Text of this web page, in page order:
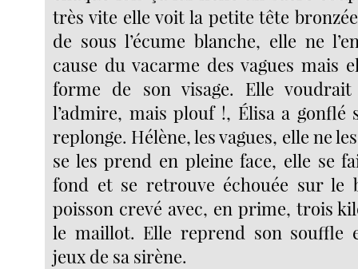
très vite elle voit la petite tête
de sous l’écume blanche, elle ne
cause du vacarme des vagues mais
forme de son visage. Elle
l’admire, mais plouf !, Élisa a gonflé
replonge. Hélène, les vagues, elle ne
se les prend en pleine face, elle se
fond et se retrouve échouée sur le
poisson crevé avec, en prime, trois
le maillot. Elle reprend son souffle
jeux de sa sirène.